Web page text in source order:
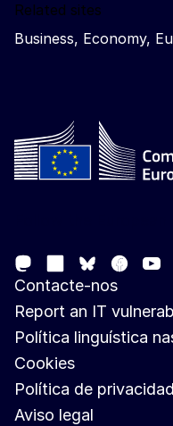
Related sites
Business, Economy,
MastodonLinkedIn
Bluesky
Contacte-nos
Report an IT
Política linguística
Cookies
Política de
Aviso legal